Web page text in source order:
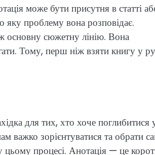
може бути присутня в статті
яку проблему вона розповідає.
основну сюжетну лінію. Вона
Тому, перш ніж взяти книгу у
для тих, хто хоче поглибитися
важко зорієнтуватися та обрати
процесі. Анотація — це